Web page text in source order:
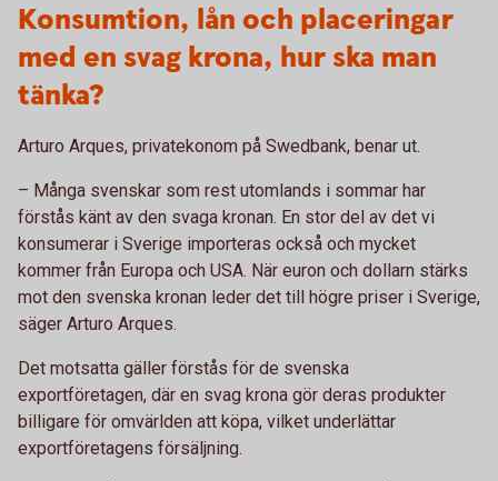
Konsumtion, lån och placeringar
med en svag krona, hur ska man
tänka?
Arturo Arques, privatekonom på Swedbank, benar ut.
– Många svenskar som rest utomlands i sommar har
förstås känt av den svaga kronan. En stor del av det vi
konsumerar i Sverige importeras också och mycket
kommer från Europa och USA. När euron och dollarn stärks
mot den svenska kronan leder det till högre priser i Sverige,
säger Arturo Arques.
Det motsatta gäller förstås för de svenska
exportföretagen, där en svag krona gör deras produkter
billigare för omvärlden att köpa, vilket underlättar
exportföretagens försäljning.